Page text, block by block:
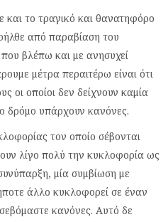
το τραγικό και θανατηφόρο
από παραβίαση του
βλέπω και με ανησυχεί
μέτρα περαιτέρω είναι ότι
οι οποίοι δεν δείχνουν καμία
δρόμο υπάρχουν κανόνες.
τον οποίο σέβονται
λίγο πολύ την κυκλοφορία ως
μία συμβίωση με
άλλο κυκλοφορεί σε έναν
κανόνες. Αυτό δε